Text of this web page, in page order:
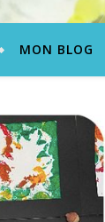
MON BLOG